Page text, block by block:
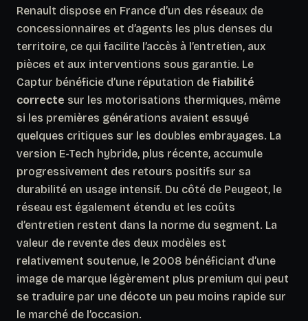
Renault dispose en France d’un des réseaux de
concessionnaires et d’agents les plus denses du
territoire, ce qui facilite l’accès à l’entretien, aux
pièces et aux interventions sous garantie. Le
Captur bénéficie d’une réputation de fiabilité
correcte sur les motorisations thermiques, même
si les premières générations avaient essuyé
quelques critiques sur les doubles embrayages. La
version E-Tech hybride, plus récente, accumule
progressivement des retours positifs sur sa
durabilité en usage intensif. Du côté de Peugeot, le
réseau est également étendu et les coûts
d’entretien restent dans la norme du segment. La
valeur de revente des deux modèles est
relativement soutenue, le 2008 bénéficiant d’une
image de marque légèrement plus premium qui peut
se traduire par une décote un peu moins rapide sur
le marché de l’occasion.